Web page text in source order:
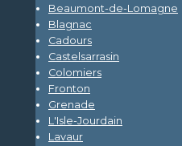
Beaumont-de-Lomagne
Blagnac
Cadours
Castelsarrasin
Colomiers
Fronton
Grenade
L'Isle-Jourdain
Lavaur